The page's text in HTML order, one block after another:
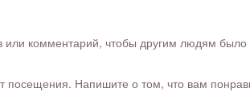
или комментарий, чтобы другим людям
посещения. Напишите о том, что вам